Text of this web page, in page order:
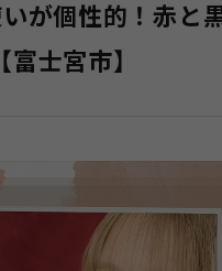
いが個性的！赤と
士宮市】